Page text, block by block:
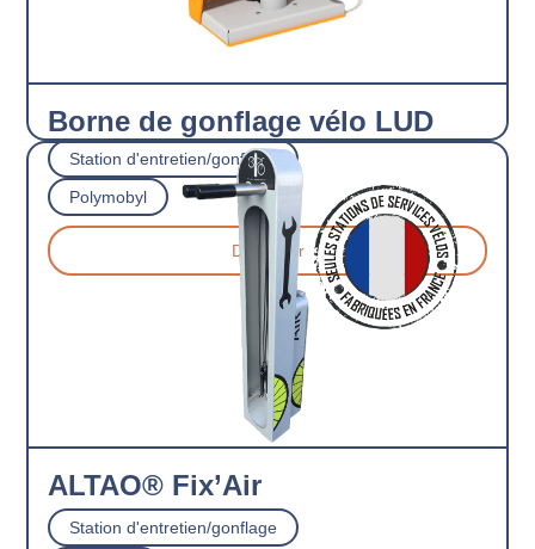
Borne de gonflage vélo LUD
Station d'entretien/gonflage
Polymobyl
Découvrir
ALTAO® Fix’Air
Station d'entretien/gonflage